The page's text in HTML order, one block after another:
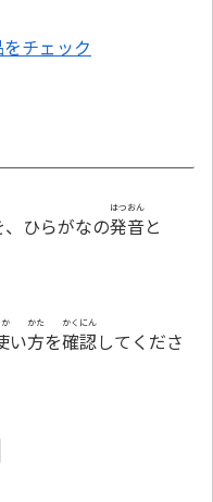
チェック
、ひらがなの発音
はつおん
と
い方
かた
を確認
かくにん
してくださ